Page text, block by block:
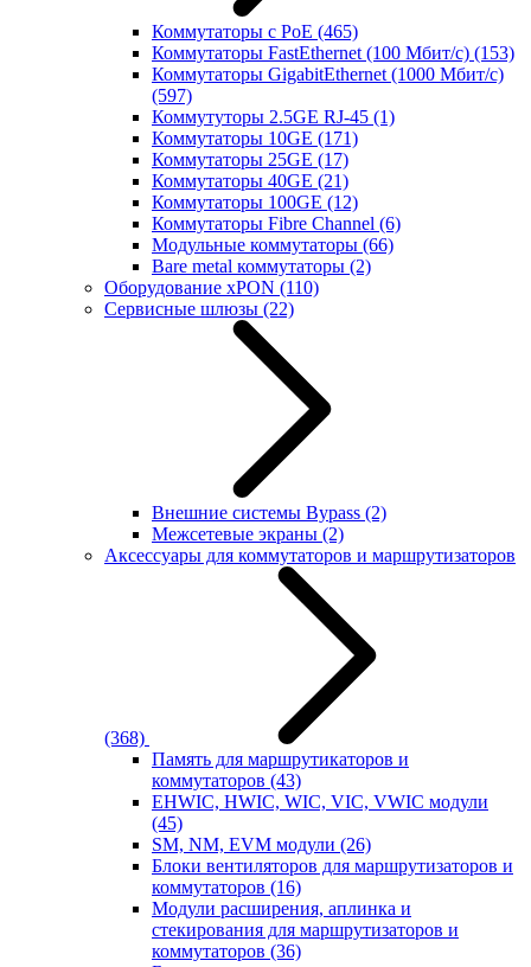
Коммутаторы с PoE (465)
Коммутаторы FastEthernet (100 Мбит/с) (153)
Коммутаторы GigabitEthernet (1000 Мбит/с)
(597)
Коммутуторы 2.5GE RJ-45 (1)
Коммутаторы 10GE (171)
Коммутаторы 25GE (17)
Коммутаторы 40GE (21)
Коммутаторы 100GE (12)
Коммутаторы Fibre Channel (6)
Модульные коммутаторы (66)
Bare metal коммутаторы (2)
Оборудование xPON (110)
Сервисные шлюзы (22)
Внешние системы Bypass (2)
Межсетевые экраны (2)
Аксессуары для коммутаторов и маршрутизаторов
(368)
Память для маршрутикаторов и
коммутаторов (43)
EHWIC, HWIC, WIC, VIC, VWIC модули
(45)
SM, NM, EVM модули (26)
Блоки вентиляторов для маршрутизаторов и
коммутаторов (16)
Модули расширения, аплинка и
стекирования для маршрутизаторов и
коммутаторов (36)